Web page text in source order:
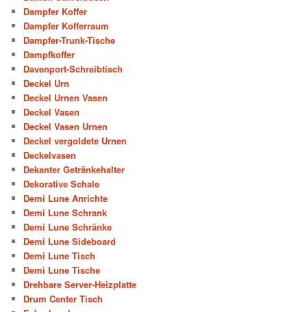
Dampfer Koffer
Dampfer Kofferraum
Dampfer-Trunk-Tische
Dampfkoffer
Davenport-Schreibtisch
Deckel Urn
Deckel Urnen Vasen
Deckel Vasen
Deckel Vasen Urnen
Deckel vergoldete Urnen
Deckelvasen
Dekanter Getränkehalter
Dekorative Schale
Demi Lune Anrichte
Demi Lune Schrank
Demi Lune Schränke
Demi Lune Sideboard
Demi Lune Tisch
Demi Lune Tische
Drehbare Server-Heizplatte
Drum Center Tisch